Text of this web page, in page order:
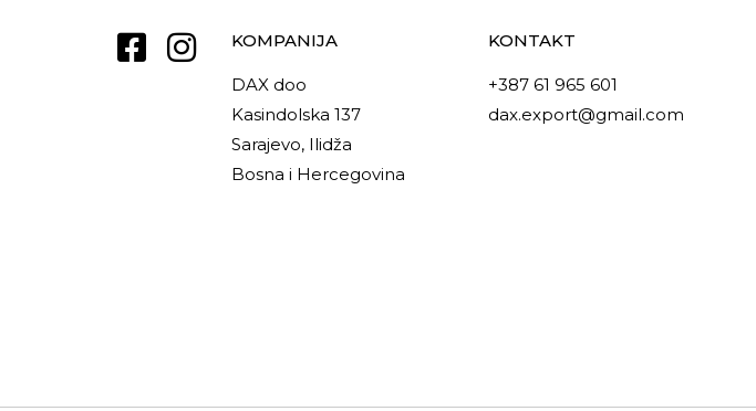
KOMPANIJA
DAX doo
Kasindolska 137
Sarajevo, Ilidža
Bosna i Hercegovina
KONTAKT
+387 61 965 601
dax.export@gmail.com